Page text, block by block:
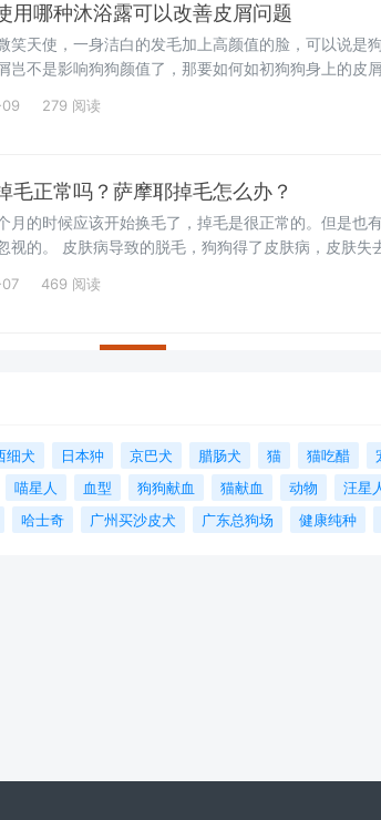
用哪种沐浴露可以改善皮屑问题
笑天使，一身洁白的发毛加上高颜值的脸，可以说是
岂不是影响狗狗颜值了，那要如何如初狗狗身上的皮
279 阅读
毛正常吗？萨摩耶掉毛怎么办？
月的时候应该开始换毛了，掉毛是很正常的。但是也
视的。 皮肤病导致的脱毛，狗狗得了皮肤病，皮肤失
469 阅读
细犬 日本狆 京巴犬 腊肠犬 猫 猫吃醋
喵星人 血型 狗狗献血 猫献血 动物 汪星
哈士奇 广州买沙皮犬 广东总狗场 健康纯种